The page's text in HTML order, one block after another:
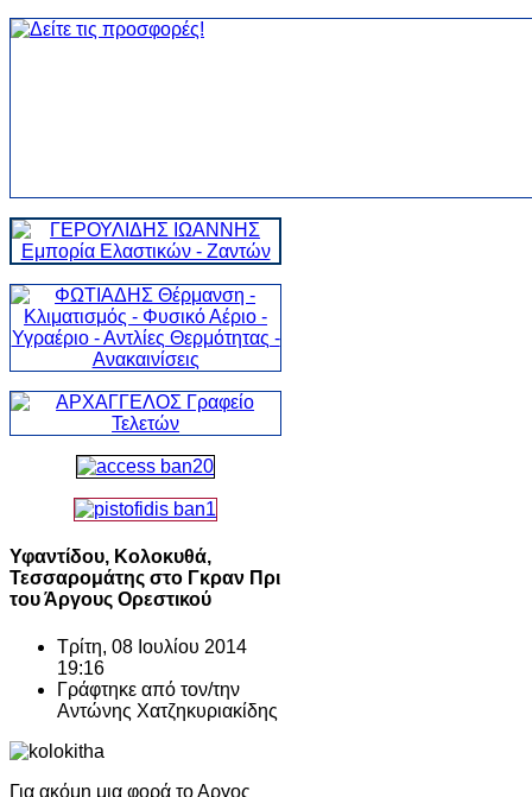
Υφαντίδου, Κολοκυθά,
Τεσσαρομάτης στο Γκραν Πρι
του Άργους Ορεστικού
Τρίτη, 08 Ιουλίου 2014
19:16
Γράφτηκε από τον/την
Αντώνης Χατζηκυριακίδης
Για ακόμη μια φορά το Αργος